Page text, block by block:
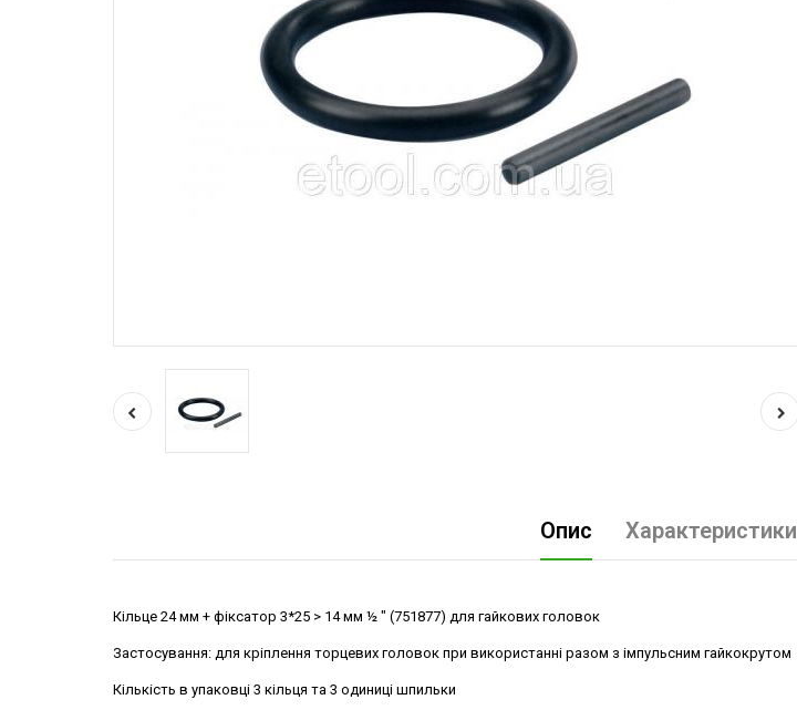
Опис Характеристики
Кільце 24 мм + фіксатор 3*25 > 14 мм ½ " (751877) для гайкових головок
Застосування: для кріплення торцевих головок при використанні разом з імпульсним гайкокрутом
Кількість в упаковці 3 кільця та 3 одиниці шпильки